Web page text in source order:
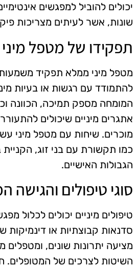
יכולים להוביל למפגשים
שונות, אשר לעיתים מצריכות
תפקידו של מטפל
מטפל מיני ממלא תפקיד
להתמודד עם רגשות או בעיות
המומחה מספק תמיכה, הכוונה
אתגרים מיניים שיכולים
מוכרים. שיחות עם מטפל מיני
כמו תקשורת עם בני זוג, הקניית
הגבולות האישיים.
סוגי טיפולים והגישה
טיפולים מיניים יכולים לכלול
סדנאות קבוצתיות או דינמיקות
מציעה יתרונות שונים, ומטפלים
השיטות לצרכים של המטופלים.